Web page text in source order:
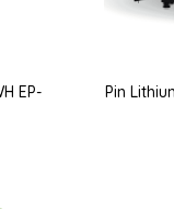
EP-
Pin